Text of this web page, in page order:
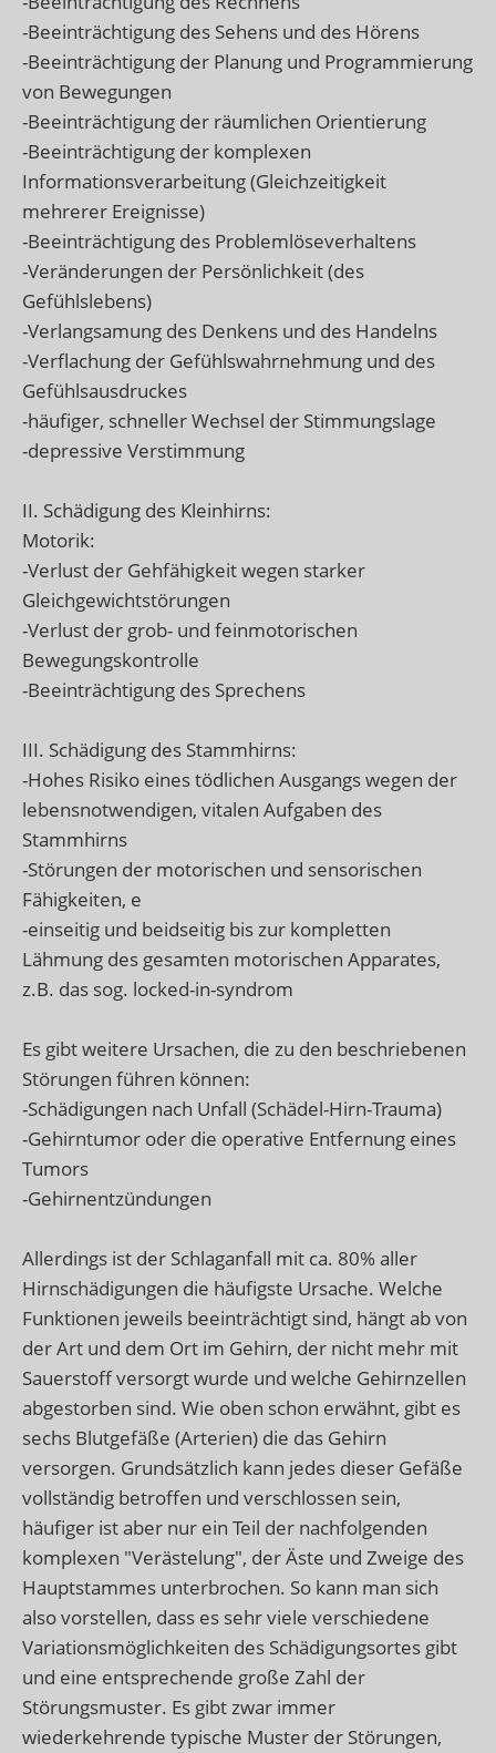
-Beeinträchtigung des Sehens und des Hörens
-Beeinträchtigung der Planung und Programmierung
von Bewegungen
-Beeinträchtigung der räumlichen Orientierung
-Beeinträchtigung der komplexen
Informationsverarbeitung (Gleichzeitigkeit
mehrerer Ereignisse)
-Beeinträchtigung des Problemlöseverhaltens
-Veränderungen der Persönlichkeit (des
Gefühlslebens)
-Verlangsamung des Denkens und des Handelns
-Verflachung der Gefühlswahrnehmung und des
Gefühlsausdruckes
-häufiger, schneller Wechsel der Stimmungslage
-depressive Verstimmung
II. Schädigung des Kleinhirns:
Motorik:
-Verlust der Gehfähigkeit wegen starker
Gleichgewichtstörungen
-Verlust der grob- und feinmotorischen
Bewegungskontrolle
-Beeinträchtigung des Sprechens
III. Schädigung des Stammhirns:
-Hohes Risiko eines tödlichen Ausgangs wegen der
lebensnotwendigen, vitalen Aufgaben des
Stammhirns
-Störungen der motorischen und sensorischen
Fähigkeiten, e
-einseitig und beidseitig bis zur kompletten
Lähmung des gesamten motorischen Apparates,
z.B. das sog. locked-in-syndrom
Es gibt weitere Ursachen, die zu den beschriebenen
Störungen führen können:
-Schädigungen nach Unfall (Schädel-Hirn-Trauma)
-Gehirntumor oder die operative Entfernung eines
Tumors
-Gehirnentzündungen
Allerdings ist der Schlaganfall mit ca. 80% aller
Hirnschädigungen die häufigste Ursache. Welche
Funktionen jeweils beeinträchtigt sind, hängt ab von
der Art und dem Ort im Gehirn, der nicht mehr mit
Sauerstoff versorgt wurde und welche Gehirnzellen
abgestorben sind. Wie oben schon erwähnt, gibt es
sechs Blutgefäße (Arterien) die das Gehirn
versorgen. Grundsätzlich kann jedes dieser Gefäße
vollständig betroffen und verschlossen sein,
häufiger ist aber nur ein Teil der nachfolgenden
komplexen "Verästelung", der Äste und Zweige des
Hauptstammes unterbrochen. So kann man sich
also vorstellen, dass es sehr viele verschiedene
Variationsmöglichkeiten des Schädigungsortes gibt
und eine entsprechende große Zahl der
Störungsmuster. Es gibt zwar immer
wiederkehrende typische Muster der Störungen,